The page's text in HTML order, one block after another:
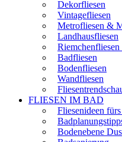
Dekorfliesen
Vintagefliesen
Metrofliesen &
Landhausfliesen
Badfliesen
Bodenfliesen
Wandfliesen
FLIESEN IM BAD
Fliesenideen
Bodenebene